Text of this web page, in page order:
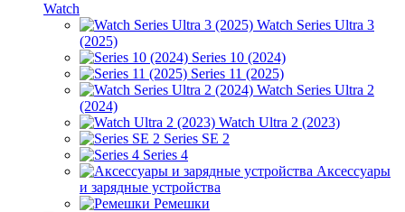
Watch
Watch Series Ultra 3
(2025)
Series 10 (2024)
Series 11 (2025)
Watch Series Ultra 2
(2024)
Watch Ultra 2 (2023)
Series SE 2
Series 4
Аксессуары
и зарядные устройства
Ремешки